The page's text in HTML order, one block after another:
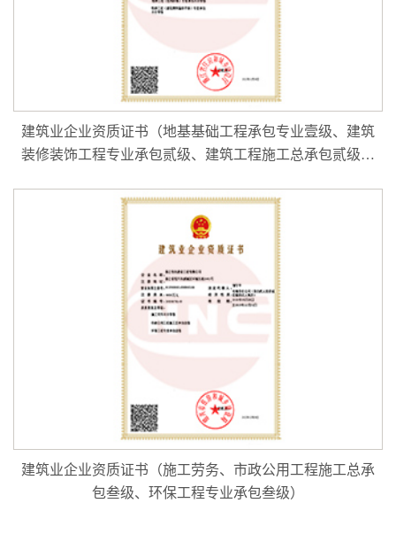
建筑业企业资质证书（地基基础工程承包专业壹级、建筑
装修装饰工程专业承包贰级、建筑工程施工总承包贰级、
和平移）专业承包）
建筑业企业资质证书（施工劳务、市政公用工程施工总承
包叁级、环保工程专业承包叁级）